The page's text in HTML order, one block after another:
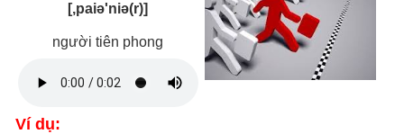
[,paiə'niə(r)]
người tiên phong
Ví dụ: